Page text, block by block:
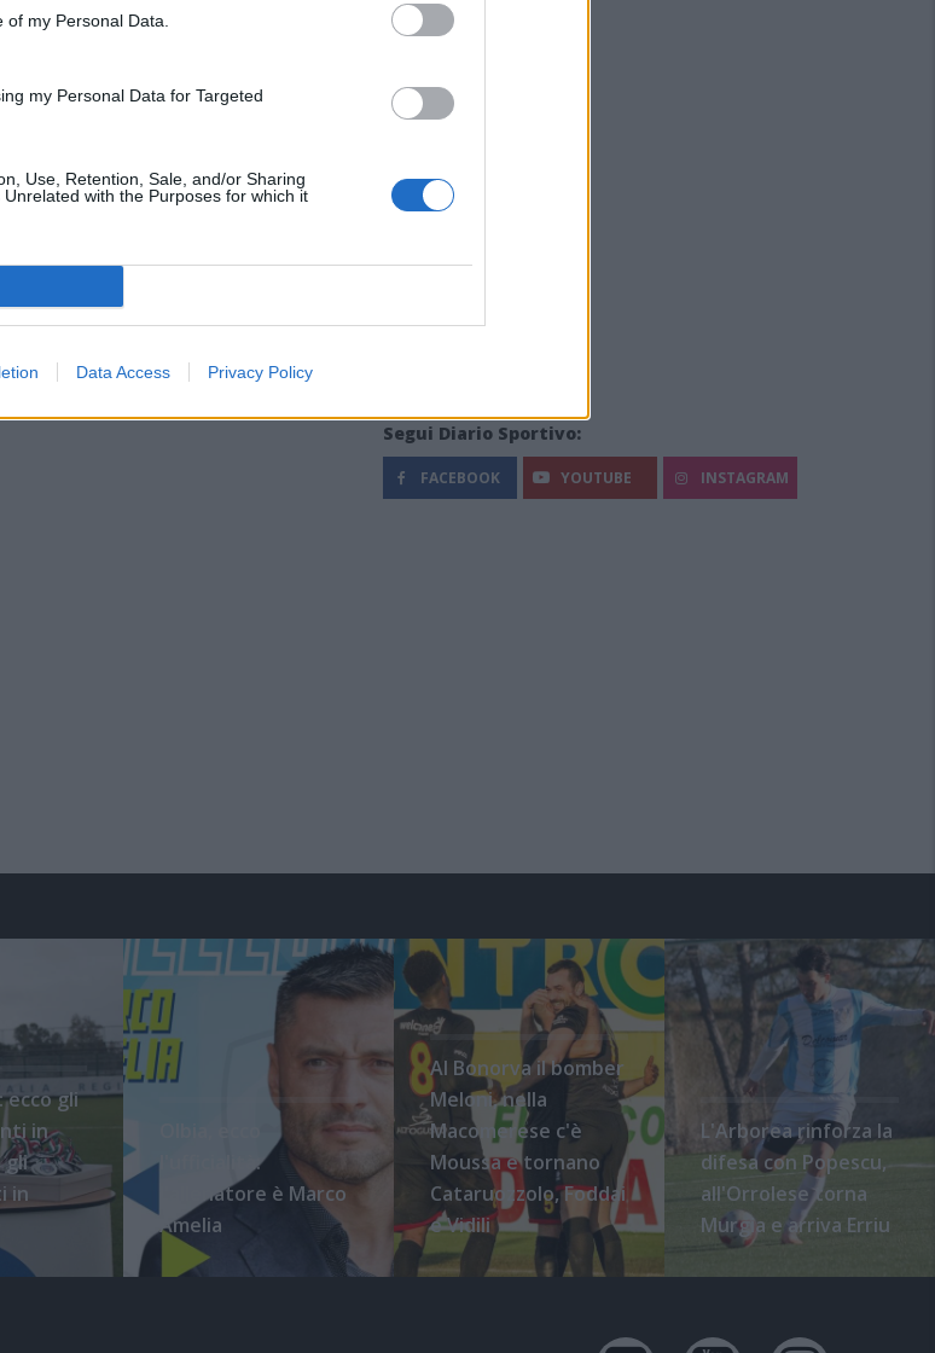
my Personal Data.
my Personal Data for Targeted
Use, Retention, Sale, and/or Sharing
with the Purposes for which it
Data Access Privacy Policy
Segui Diario Sportivo:
FACEBOOK YOUTUBE INSTAGRAM
ecco gli
in
gli
in
l'ufficialità:
l'allenatore è Marco
Amelia
Al Bonorva il bomber
Meloni, nella
Macomerese c'è
Moussa e tornano
Cataruozzolo, Foddai
e Vidili
L'Arborea rinforza la
difesa con Popescu,
all'Orrolese torna
Murgia e arriva Erriu